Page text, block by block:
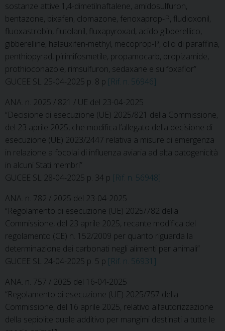
sostanze attive 1,4-dimetilnaftalene, amidosulfuron,
bentazone, bixafen, clomazone, fenoxaprop-P, fludioxonil,
fluoxastrobin, flutolanil, fluxapyroxad, acido gibberellico,
gibberelline, halauxifen-methyl, mecoprop-P, olio di paraffina,
penthiopyrad, pirimifosmetile, propamocarb, propizamide,
prothioconazole, rimsulfuron, sedaxane e sulfoxaflor”
GUCEE SL 25-04-2025 p. 8 p [Rif. n. 56946]
ANA. n. 2025 / 821 / UE del 23-04-2025
“Decisione di esecuzione (UE) 2025/821 della Commissione,
del 23 aprile 2025, che modifica l’allegato della decisione di
esecuzione (UE) 2023/2447 relativa a misure di emergenza
in relazione a focolai di influenza aviaria ad alta patogenicità
in alcuni Stati membri”
GUCEE SL 28-04-2025 p. 34 p [Rif. n. 56948]
ANA. n. 782 / 2025 del 23-04-2025
“Regolamento di esecuzione (UE) 2025/782 della
Commissione, del 23 aprile 2025, recante modifica del
regolamento (CE) n. 152/2009 per quanto riguarda la
determinazione dei carbonati negli alimenti per animali”
GUCEE SL 24-04-2025 p. 5 p [Rif. n. 56931]
ANA. n. 757 / 2025 del 16-04-2025
“Regolamento di esecuzione (UE) 2025/757 della
Commissione, del 16 aprile 2025, relativo all’autorizzazione
della sepiolite quale additivo per mangimi destinati a tutte le